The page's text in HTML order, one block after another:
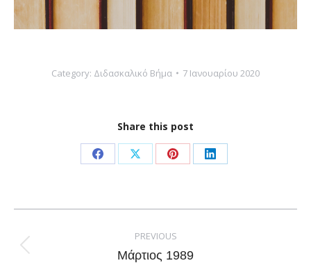
Category: Διδασκαλικό Βήμα 7 Ιανουαρίου 2020
Share this post
Share
Facebook
Share
X
Share
Pinterest
Share
LinkedIn
navigation
PREVIOUS
Previous
Μάρτιος 1989